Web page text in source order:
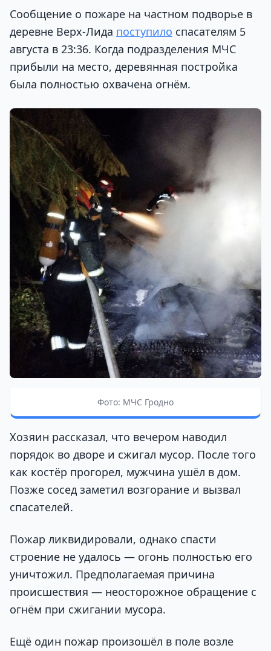
Сообщение о пожаре на частном подворье в
деревне Верх-Лида поступило спасателям 5
августа в 23:36. Когда подразделения МЧС
прибыли на место, деревянная постройка
была полностью охвачена огнём.
Фото: МЧС Гродно
Хозяин рассказал, что вечером наводил
порядок во дворе и сжигал мусор. После того
как костёр прогорел, мужчина ушёл в дом.
Позже сосед заметил возгорание и вызвал
спасателей.
Пожар ликвидировали, однако спасти
строение не удалось — огонь полностью его
уничтожил. Предполагаемая причина
происшествия — неосторожное обращение с
огнём при сжигании мусора.
Ещё один пожар произошёл в поле возле